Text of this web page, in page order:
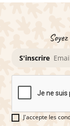
S'inscrire
J'accepte les